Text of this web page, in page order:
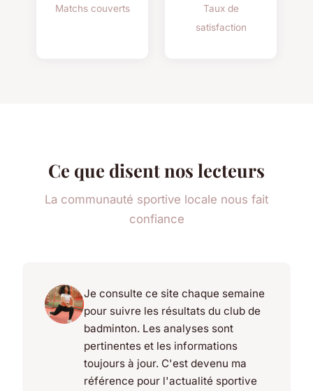
Matchs couverts
Taux de
satisfaction
Ce que disent nos lecteurs
La communauté sportive locale nous fait
confiance
Je consulte ce site chaque semaine
pour suivre les résultats du club de
badminton. Les analyses sont
pertinentes et les informations
toujours à jour. C'est devenu ma
référence pour l'actualité sportive